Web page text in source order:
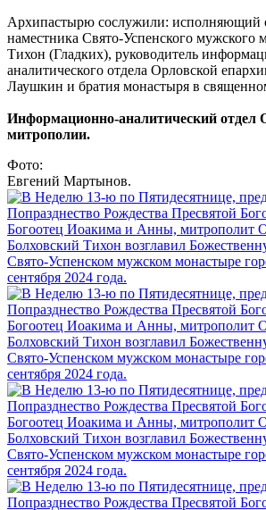
Архипастырю сослужили: исполняющий
наместника Свято-Успенского мужского
Тихон (Гладких), руководитель
аналитического отдела Орловской
Лаушкин и братия монастыря в
Информационно-аналитический отдел
митрополии.
Фото:
Евгений Мартынов.